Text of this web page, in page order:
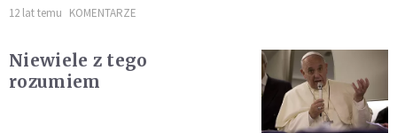
12 lat temu KOMENTARZE
Niewiele z tego
rozumiem